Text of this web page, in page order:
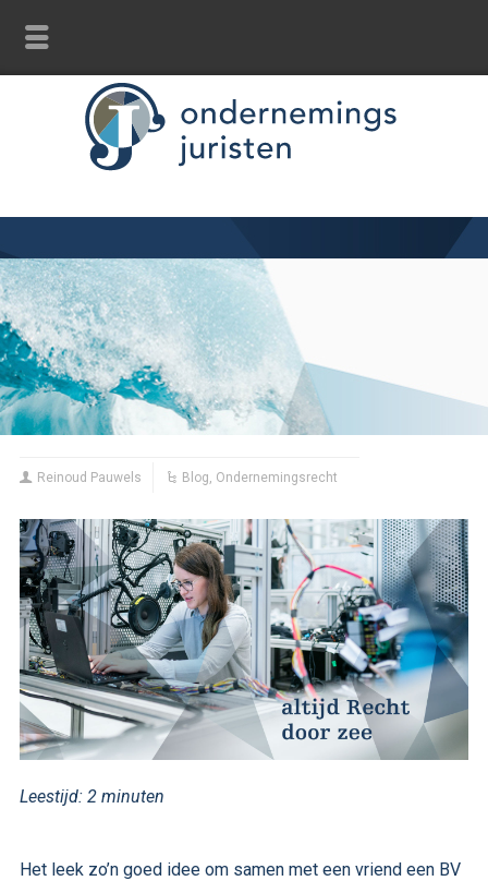
Reinoud Pauwels Blog, Ondernemingsrecht
Leestijd: 2 minuten
Het leek zo’n goed idee om samen met een vriend een BV